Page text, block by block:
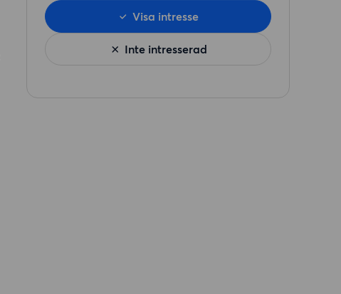
Inte intresserad
Visa intresse